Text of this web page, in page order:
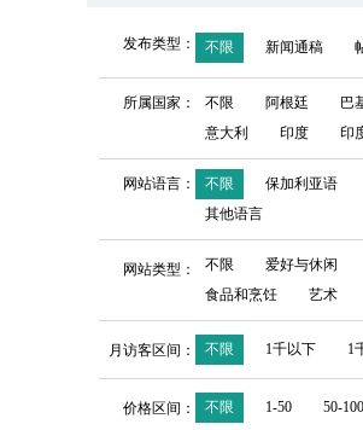
发布类型： 不限 新闻通稿
所属国家： 不限 阿根廷 巴
意大利
印度 印
网站语言： 不限 保加利亚语
其他语言
网站类型： 不限 爱好与休闲
食品和烹饪
艺术
月访客区间： 不限 1千以下 1
价格区间： 不限 1-50 50-100